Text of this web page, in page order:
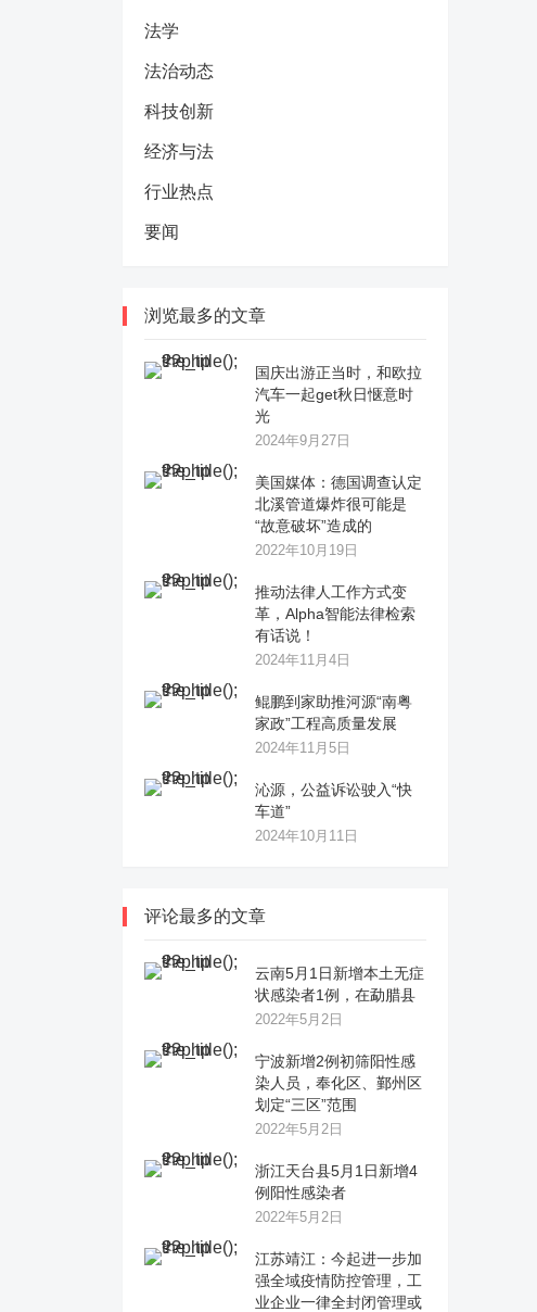
法学
法治动态
科技创新
经济与法
行业热点
要闻
浏览最多的文章
国庆出游正当时，和欧拉
汽车一起get秋日惬意时
光
2024年9月27日
美国媒体：德国调查认定
北溪管道爆炸很可能是
“故意破坏”造成的
2022年10月19日
推动法律人工作方式变
革，Alpha智能法律检索
有话说！
2024年11月4日
鲲鹏到家助推河源“南粤
家政”工程高质量发展
2024年11月5日
沁源，公益诉讼驶入“快
车道”
2024年10月11日
评论最多的文章
云南5月1日新增本土无症
状感染者1例，在勐腊县
2022年5月2日
宁波新增2例初筛阳性感
染人员，奉化区、鄞州区
划定“三区”范围
2022年5月2日
浙江天台县5月1日新增4
例阳性感染者
2022年5月2日
江苏靖江：今起进一步加
强全域疫情防控管理，工
业企业一律全封闭管理或